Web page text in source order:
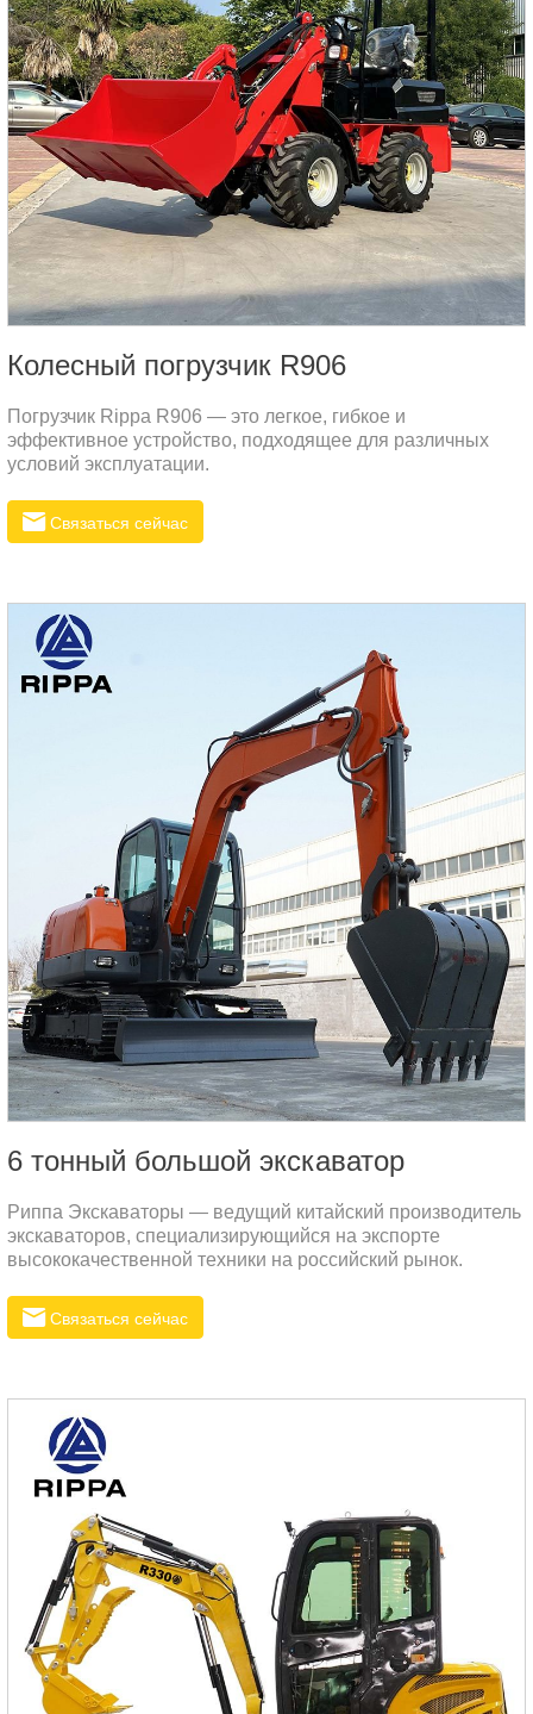
Колесный погрузчик R906
Погрузчик Rippa R906 — это легкое, гибкое и
эффективное устройство, подходящее для различных
условий эксплуатации.
Связаться сейчас
6 тонный большой экскаватор
Риппа Экскаваторы — ведущий китайский производитель
экскаваторов, специализирующийся на экспорте
высококачественной техники на российский рынок.
Связаться сейчас